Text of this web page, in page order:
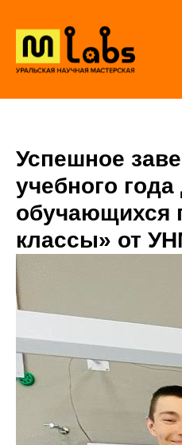
Успешное
учебного года
обучающихся
классы» от